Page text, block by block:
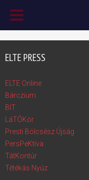
ELTE PRESS
ELTE Online
Bárczium
BIT
LáTÓKör
Presti Bölcsész Újság
PersPeKtíva
TátKontúr
Tétékás Nyúz